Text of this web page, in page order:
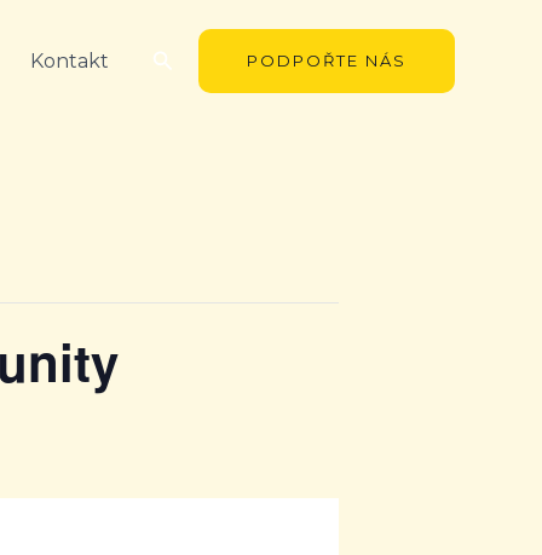
Kontakt Hledat PODPOŘTE NÁS